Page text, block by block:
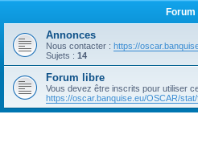
Forum
Annonces
Nous contacter : https://
Sujets : 14
Forum libre
Vous devez être inscrits pour utiliser
https://oscar.banquise.eu/OSCAR/